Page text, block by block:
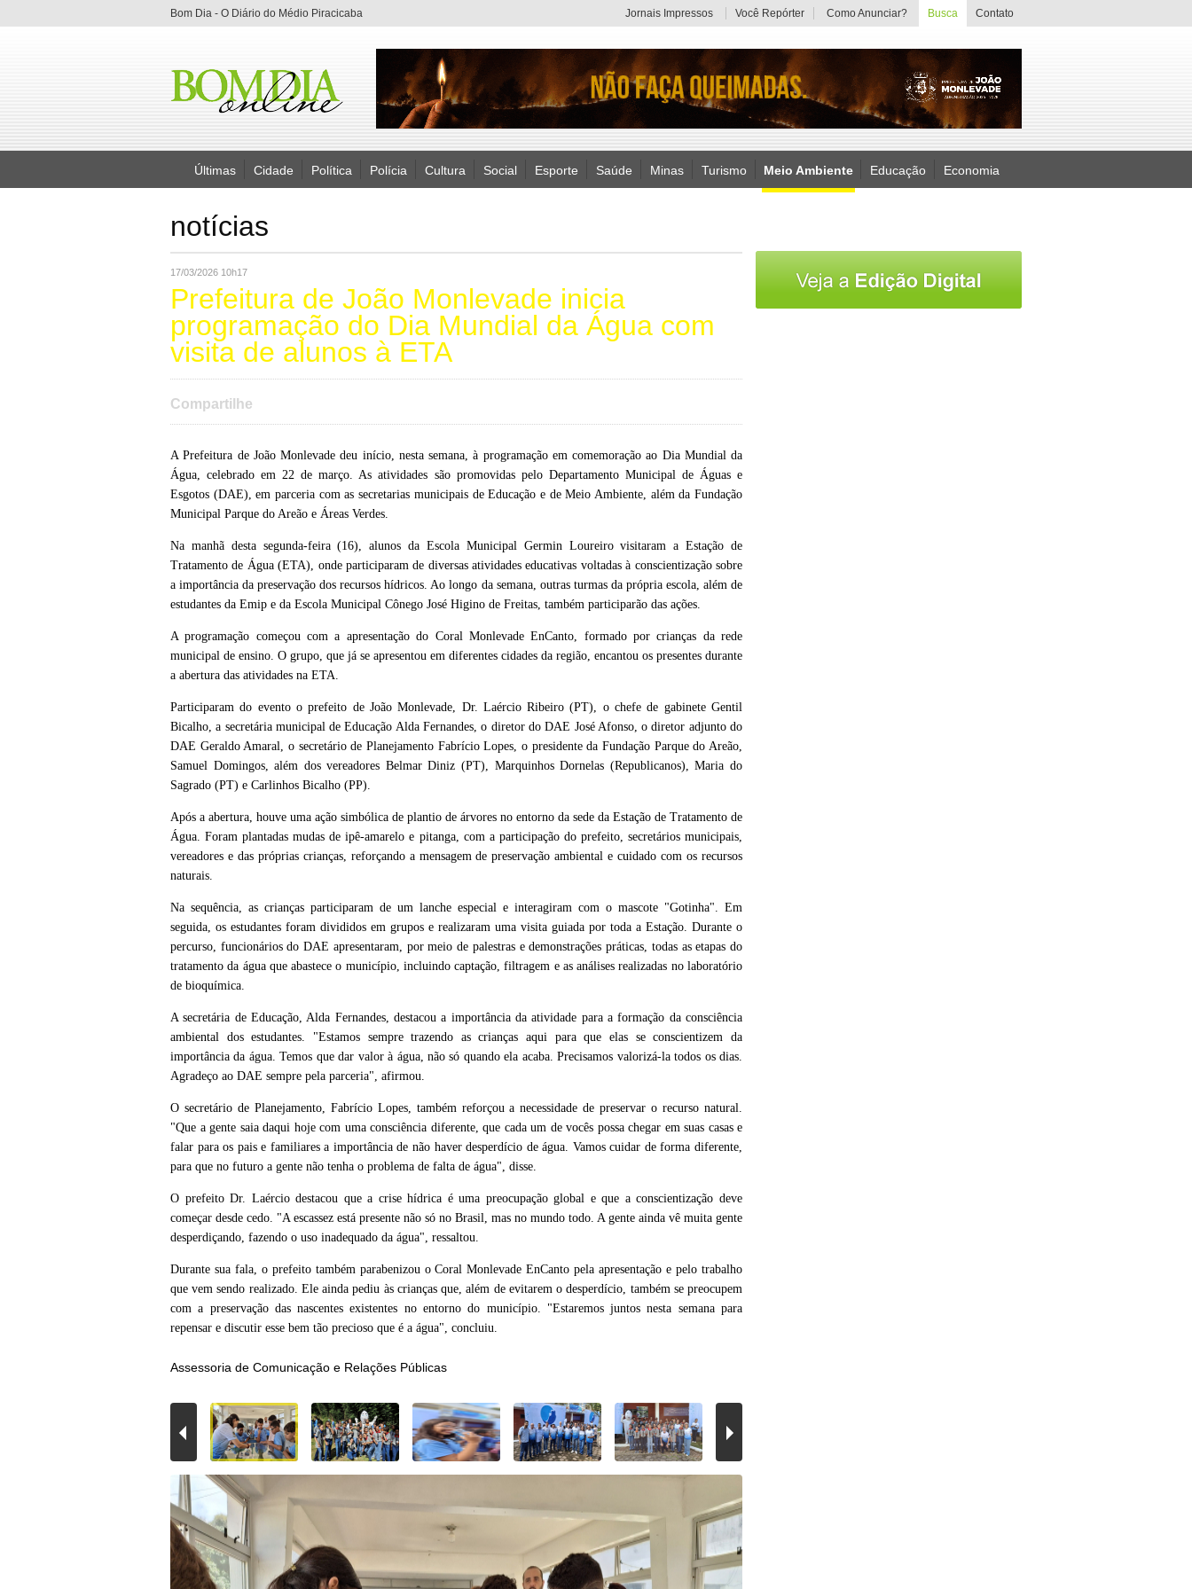
Bom Dia - O Diário do Médio Piracicaba Jornais Impressos Você Repórter Como Anunciar? Busca Contato
Últimas Cidade Política Polícia Cultura Social Esporte Saúde Minas Turismo Meio Ambiente Educação Economia
notícias
17/03/2026 10h17
Prefeitura de João Monlevade inicia
programação do Dia Mundial da Água com
visita de alunos à ETA
Compartilhe
A Prefeitura de João Monlevade deu início, nesta semana, à programação em comemoração ao Dia Mundial da
Água, celebrado em 22 de março. As atividades são promovidas pelo Departamento Municipal de Águas e
Esgotos (DAE), em parceria com as secretarias municipais de Educação e de Meio Ambiente, além da Fundação
Municipal Parque do Areão e Áreas Verdes.
Na manhã desta segunda-feira (16), alunos da Escola Municipal Germin Loureiro visitaram a Estação de
Tratamento de Água (ETA), onde participaram de diversas atividades educativas voltadas à conscientização sobre
a importância da preservação dos recursos hídricos. Ao longo da semana, outras turmas da própria escola, além de
estudantes da Emip e da Escola Municipal Cônego José Higino de Freitas, também participarão das ações.
A programação começou com a apresentação do Coral Monlevade EnCanto, formado por crianças da rede
municipal de ensino. O grupo, que já se apresentou em diferentes cidades da região, encantou os presentes durante
a abertura das atividades na ETA.
Participaram do evento o prefeito de João Monlevade, Dr. Laércio Ribeiro (PT), o chefe de gabinete Gentil
Bicalho, a secretária municipal de Educação Alda Fernandes, o diretor do DAE José Afonso, o diretor adjunto do
DAE Geraldo Amaral, o secretário de Planejamento Fabrício Lopes, o presidente da Fundação Parque do Areão,
Samuel Domingos, além dos vereadores Belmar Diniz (PT), Marquinhos Dornelas (Republicanos), Maria do
Sagrado (PT) e Carlinhos Bicalho (PP).
Após a abertura, houve uma ação simbólica de plantio de árvores no entorno da sede da Estação de Tratamento de
Água. Foram plantadas mudas de ipê-amarelo e pitanga, com a participação do prefeito, secretários municipais,
vereadores e das próprias crianças, reforçando a mensagem de preservação ambiental e cuidado com os recursos
naturais.
Na sequência, as crianças participaram de um lanche especial e interagiram com o mascote "Gotinha". Em
seguida, os estudantes foram divididos em grupos e realizaram uma visita guiada por toda a Estação. Durante o
percurso, funcionários do DAE apresentaram, por meio de palestras e demonstrações práticas, todas as etapas do
tratamento da água que abastece o município, incluindo captação, filtragem e as análises realizadas no laboratório
de bioquímica.
A secretária de Educação, Alda Fernandes, destacou a importância da atividade para a formação da consciência
ambiental dos estudantes. "Estamos sempre trazendo as crianças aqui para que elas se conscientizem da
importância da água. Temos que dar valor à água, não só quando ela acaba. Precisamos valorizá-la todos os dias.
Agradeço ao DAE sempre pela parceria", afirmou.
O secretário de Planejamento, Fabrício Lopes, também reforçou a necessidade de preservar o recurso natural.
"Que a gente saia daqui hoje com uma consciência diferente, que cada um de vocês possa chegar em suas casas e
falar para os pais e familiares a importância de não haver desperdício de água. Vamos cuidar de forma diferente,
para que no futuro a gente não tenha o problema de falta de água", disse.
O prefeito Dr. Laércio destacou que a crise hídrica é uma preocupação global e que a conscientização deve
começar desde cedo. "A escassez está presente não só no Brasil, mas no mundo todo. A gente ainda vê muita gente
desperdiçando, fazendo o uso inadequado da água", ressaltou.
Durante sua fala, o prefeito também parabenizou o Coral Monlevade EnCanto pela apresentação e pelo trabalho
que vem sendo realizado. Ele ainda pediu às crianças que, além de evitarem o desperdício, também se preocupem
com a preservação das nascentes existentes no entorno do município. "Estaremos juntos nesta semana para
repensar e discutir esse bem tão precioso que é a água", concluiu.
Assessoria de Comunicação e Relações Públicas